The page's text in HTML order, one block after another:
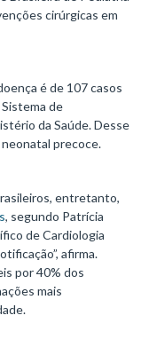
cirúrgicas em
é de 107 casos
de
da Saúde. Desse
precoce.
entretanto,
, segundo Patrícia
de Cardiologia
afirma.
por 40% dos
mais